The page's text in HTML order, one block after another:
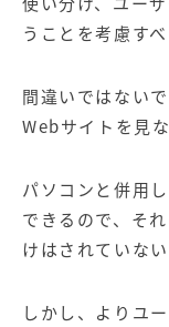
うことを考慮す
間違いではない
Webサイトを見
パソコンと併用
できるので、そ
けはされていな
しかし、よりユ